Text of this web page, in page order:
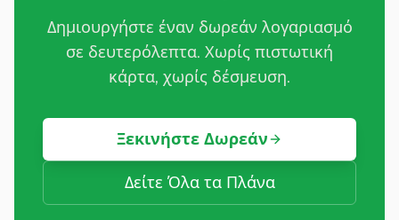
Δημιουργήστε έναν δωρεάν λογαριασμό
σε δευτερόλεπτα. Χωρίς πιστωτική
κάρτα, χωρίς δέσμευση.
Ξεκινήστε Δωρεάν
Δείτε Όλα τα Πλάνα